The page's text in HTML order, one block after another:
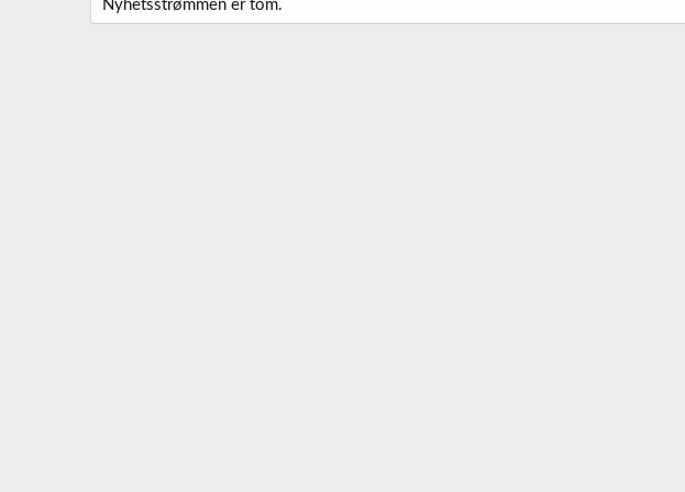
Nyhetsstrømmen er tom.